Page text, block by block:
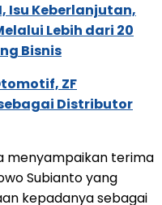
Isu Keberlanjutan,
Lebih dari 20
Bisnis
ZF
Distributor
menyampaikan terima
Subianto yang
kepadanya sebagai